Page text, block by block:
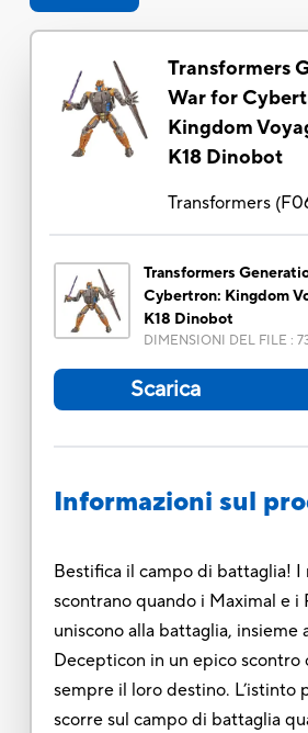
Transformers
War for
Kingdom
K18 Dinobot
Transformers(
Transformers
Cybertron: Kingdom
K18 Dinobot
DIMENSIONI DEL FILE :
Scarica
Informazioni sul
Bestifica il campo di battaglia! I
scontrano quando i Maximal e i
uniscono alla battaglia, insieme
Decepticon in un epico scontro
sempre il loro destino. L’istinto
scorre sul campo di battaglia